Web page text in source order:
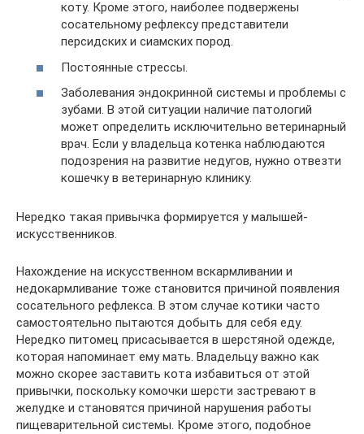
коту. Кроме этого, наиболее подвержены
сосательному рефлексу представители
персидских и сиамских пород.
Постоянные стрессы.
Заболевания эндокринной системы и проблемы с
зубами. В этой ситуации наличие патологий
может определить исключительно ветеринарный
врач. Если у владельца котенка наблюдаются
подозрения на развитие недугов, нужно отвезти
кошечку в ветеринарную клинику.
Нередко такая привычка формируется у малышей-
искусственников.
Нахождение на искусственном вскармливании и
недокармливание тоже становится причиной появления
сосательного рефлекса. В этом случае котики часто
самостоятельно пытаются добыть для себя еду.
Нередко питомец присасывается в шерстяной одежде,
которая напоминает ему мать. Владельцу важно как
можно скорее заставить кота избавиться от этой
привычки, поскольку комочки шерсти застревают в
желудке и становятся причиной нарушения работы
пищеварительной системы. Кроме этого, подобное